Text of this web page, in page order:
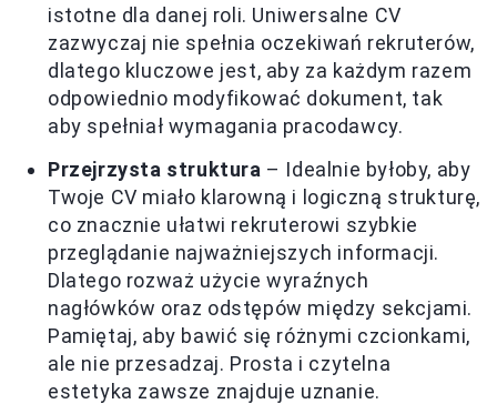
istotne dla danej roli. Uniwersalne CV
zazwyczaj nie spełnia oczekiwań rekruterów,
dlatego kluczowe jest, aby za każdym razem
odpowiednio modyfikować dokument, tak
aby spełniał wymagania pracodawcy.
Przejrzysta struktura – Idealnie byłoby, aby
Twoje CV miało klarowną i logiczną strukturę,
co znacznie ułatwi rekruterowi szybkie
przeglądanie najważniejszych informacji.
Dlatego rozważ użycie wyraźnych
nagłówków oraz odstępów między sekcjami.
Pamiętaj, aby bawić się różnymi czcionkami,
ale nie przesadzaj. Prosta i czytelna
estetyka zawsze znajduje uznanie.